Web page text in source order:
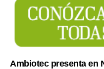
Ambiotec presenta en